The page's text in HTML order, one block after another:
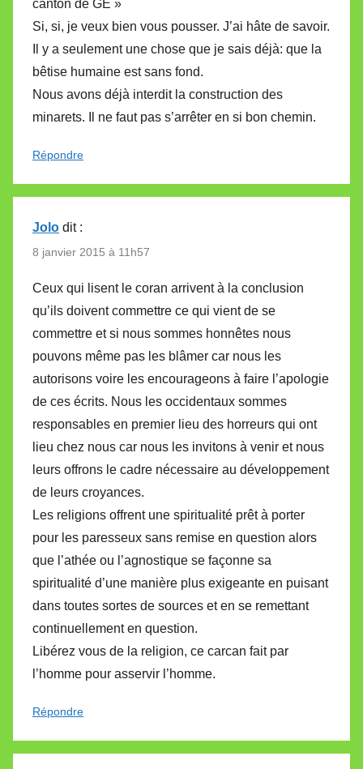
canton de GE »
Si, si, je veux bien vous pousser. J’ai hâte de savoir.
Il y a seulement une chose que je sais déjà: que la
bêtise humaine est sans fond.
Nous avons déjà interdit la construction des
minarets. Il ne faut pas s’arrêter en si bon chemin.
Répondre
Jolo dit :
8 janvier 2015 à 11h57
Ceux qui lisent le coran arrivent à la conclusion
qu’ils doivent commettre ce qui vient de se
commettre et si nous sommes honnêtes nous
pouvons même pas les blâmer car nous les
autorisons voire les encourageons à faire l’apologie
de ces écrits. Nous les occidentaux sommes
responsables en premier lieu des horreurs qui ont
lieu chez nous car nous les invitons à venir et nous
leurs offrons le cadre nécessaire au développement
de leurs croyances.
Les religions offrent une spiritualité prêt à porter
pour les paresseux sans remise en question alors
que l’athée ou l’agnostique se façonne sa
spiritualité d’une manière plus exigeante en puisant
dans toutes sortes de sources et en se remettant
continuellement en question.
Libérez vous de la religion, ce carcan fait par
l’homme pour asservir l’homme.
Répondre